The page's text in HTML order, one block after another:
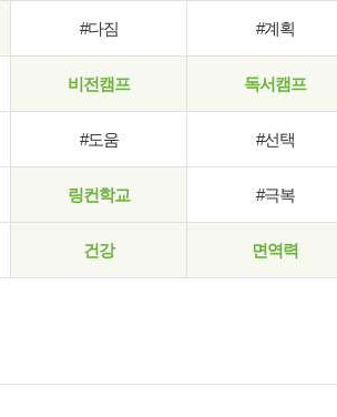
#다짐 #계획
비전캠프 독서캠프
#도움 #선택
링컨학교 #극복
건강 면역력